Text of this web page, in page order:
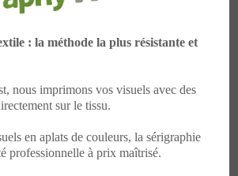
: la méthode la plus résistante et
nous imprimons vos visuels avec des
sur le tissu.
en aplats de couleurs, la sérigraphie
professionnelle à prix maîtrisé.